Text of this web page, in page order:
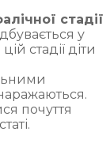
стадії
у
стадії діти
почуття